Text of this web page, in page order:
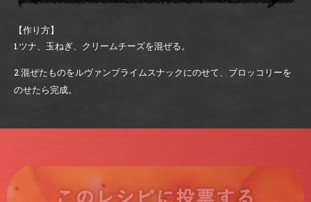
【作り方】
1.ツナ、玉ねぎ、クリームチーズを混ぜる。
2.混ぜたものをルヴァンプライムスナックにのせて、ブロッコリーを
のせたら完成。